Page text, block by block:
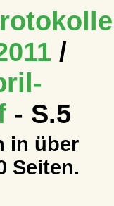
/
- S.5
in über
Seiten.